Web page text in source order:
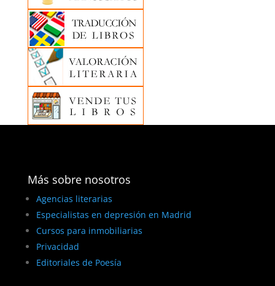
Más sobre nosotros
Agencias literarias
Especialistas en depresión en Madrid
Cursos para inmobiliarias
Privacidad
Editoriales de Poesía